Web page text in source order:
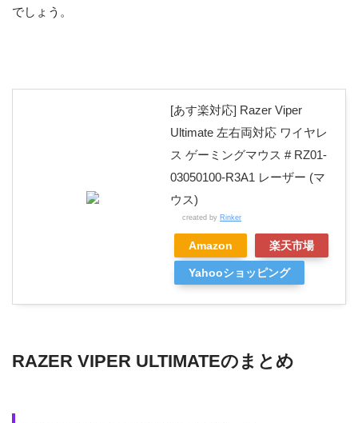
でしょう。
[あす楽対応] Razer Viper
Ultimate 左右両対応 ワイヤレ
ス ゲーミングマウス # RZ01-
03050100-R3A1 レーザー (マ
ウス)
created by Rinker
Amazon 楽天市場
Yahooショッピング
RAZER VIPER ULTIMATEのまとめ